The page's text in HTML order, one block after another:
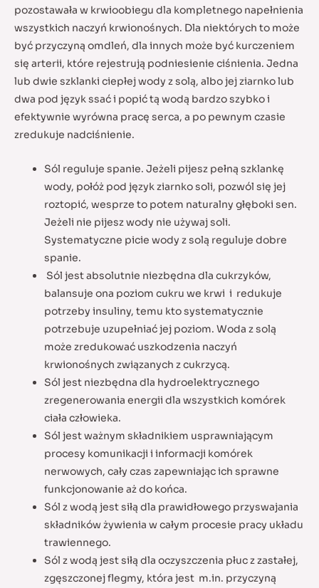
pozostawała w krwioobiegu dla kompletnego napełnienia
wszystkich naczyń krwionośnych. Dla niektórych to może
być przyczyną omdleń, dla innych może być kurczeniem
się arterii, które rejestrują podniesienie ciśnienia. Jedna
lub dwie szklanki ciepłej wody z solą, albo jej ziarnko lub
dwa pod język ssać i popić tą wodą bardzo szybko i
efektywnie wyrówna pracę serca, a po pewnym czasie
zredukuje nadciśnienie.
Sól reguluje spanie. Jeżeli pijesz pełną szklankę
wody, połóż pod język ziarnko soli, pozwól się jej
roztopić, wesprze to potem naturalny głęboki sen.
Jeżeli nie pijesz wody nie używaj soli.
Systematyczne picie wody z solą reguluje dobre
spanie.
Sól jest absolutnie niezbędna dla cukrzyków,
balansuje ona poziom cukru we krwi i redukuje
potrzeby insuliny, temu kto systematycznie
potrzebuje uzupełniać jej poziom. Woda z solą
może zredukować uszkodzenia naczyń
krwionośnych związanych z cukrzycą.
Sól jest niezbędna dla hydroelektrycznego
zregenerowania energii dla wszystkich komórek
ciała człowieka.
Sól jest ważnym składnikiem usprawniającym
procesy komunikacji i informacji komórek
nerwowych, cały czas zapewniając ich sprawne
funkcjonowanie aż do końca.
Sól z wodą jest siłą dla prawidłowego przyswajania
składników żywienia w całym procesie pracy układu
trawiennego.
Sól z wodą jest siłą dla oczyszczenia płuc z zastałej,
zgęszczonej flegmy, która jest m.in. przyczyną